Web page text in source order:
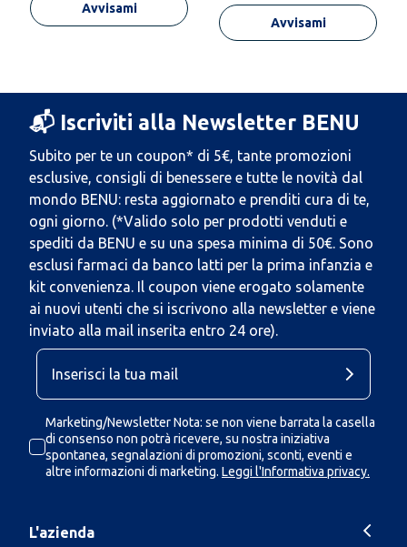
Avvisami
Avvisami
📬 Iscriviti alla Newsletter BENU
Subito per te un coupon* di 5€, tante promozioni
esclusive, consigli di benessere e tutte le novità dal
mondo BENU: resta aggiornato e prenditi cura di te,
ogni giorno. (*Valido solo per prodotti venduti e
spediti da BENU e su una spesa minima di 50€. Sono
esclusi farmaci da banco latti per la prima infanzia e
kit convenienza. Il coupon viene erogato solamente
ai nuovi utenti che si iscrivono alla newsletter e viene
inviato alla mail inserita entro 24 ore).
Marketing/Newsletter Nota: se non viene barrata la casella
di consenso non potrà ricevere, su nostra iniziativa
spontanea, segnalazioni di promozioni, sconti, eventi e
altre informazioni di marketing. Leggi l'Informativa privacy.
L'azienda